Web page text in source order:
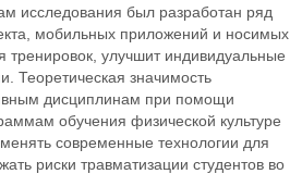
исследования был разработан ряд
мобильных приложений и носимых
тренировок, улучшит индивидуальные
Теоретическая значимость
дисциплинам при помощи
обучения физической культуре
современные технологии для
риски травматизации студентов во